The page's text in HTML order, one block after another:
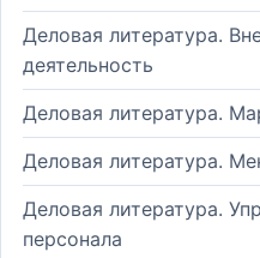
Деловая литература.
деятельность
Деловая литература.
Деловая литература.
Деловая литература.
персонала